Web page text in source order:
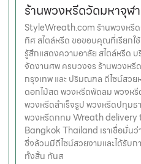
ร้านพวงหรีดวัดมหาจุ
StyleWreath.com ร้านพวงหรี
ทิศ สไตล์หรีด ขอขอบคุณที่เรียกใ
รู้สึกแสดงความอาลัย สไตล์หรีด
จัดงานศพ ครบวงจร ร้านพวงหรี
กรุงเทพ และ ปริมณฑล ดีไซน์สวย
ดอกไม้สด พวงหรีดพัดลม พวงหรี
พวงหรีดสำเร็จรูป พวงหรีดปทุม
พวงหรีดกทม Wreath delivery
Bangkok Thailand เราเชื่อมั่นว่
ซึ่งล้วนมีดีไซน์สวยงามและได้รับ
ทั้งสิ้น ทันส